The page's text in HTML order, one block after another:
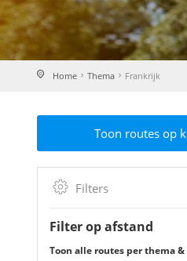
Home Thema Frankrijk
Toon routes op
Filters
Filter op afstand
Toon alle routes per thema &